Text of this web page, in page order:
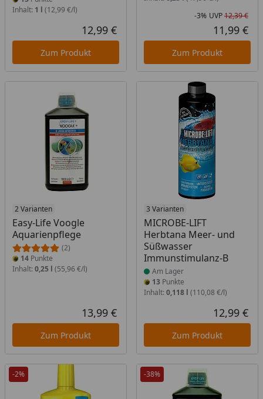
Inhalt: 1 l (12,99 €/l)
Aktueller Preis
12,99 €
Zum Produkt
-3% UVP12,39 €
11,99 €
Zum Produkt
2 Varianten
Easy-Life Voogle
Aquarienpflege
(2)
14 Punkte
Inhalt: 0,25 l (55,96 €/l)
Aktueller Preis
13,99 €
Zum Produkt
3 Varianten
MICROBE-LIFT
Herbtana Meer- und
Süßwasser
Immunstimulanz-B
Produkt am Lager
Am Lager
13Punkte
Inhalt: 0,118 l (110,08 €/l)
12,99 €
Zum Produkt
-2% -38%